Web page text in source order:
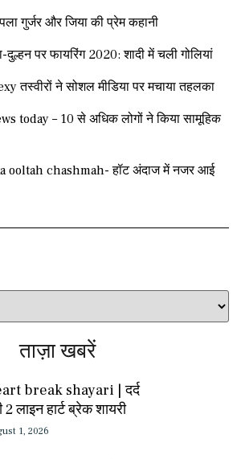
गुर्जर और जिया की प्रेम कहानी
दुल्हन पर फायरिंग 2020: शादी में चली गोलियां
तस्वीरों ने सोशल मीडिया पर मचाया तहलका
today – 10 से अधिक लोगों ने किया सामूहिक
ooltah chashmah- हॉट अंदाज में नजर आई
ताज़ा खबरें
break shayari | दर्द
2 लाइन हार्ट ब्रेक शायरी
1, 2026